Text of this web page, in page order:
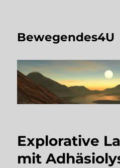
Bewegendes4U
BlogExplorative
mit